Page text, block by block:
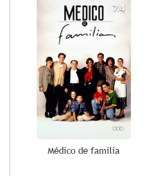
7.4
Médico de familia